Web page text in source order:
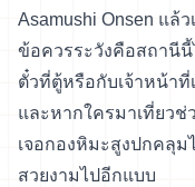
Asamushi Onsen แล้
ข้อควรระวังคือสถานีนี้
ตั๋วที่ตู้หรือกับเจ้าหน้าที่
และหากใครมาเที่ยวช่
เจอกองหิมะสูงปกคลุม
สวยงามไปอีกแบบ